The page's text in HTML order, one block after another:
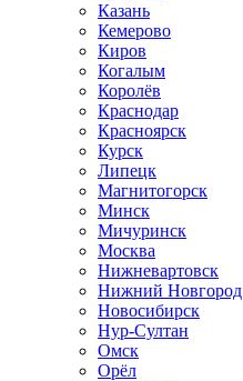
Казань
Кемерово
Киров
Когалым
Королёв
Краснодар
Красноярск
Курск
Липецк
Магнитогорск
Минск
Мичуринск
Москва
Нижневартовск
Нижний Новгород
Новосибирск
Нур-Султан
Омск
Орёл